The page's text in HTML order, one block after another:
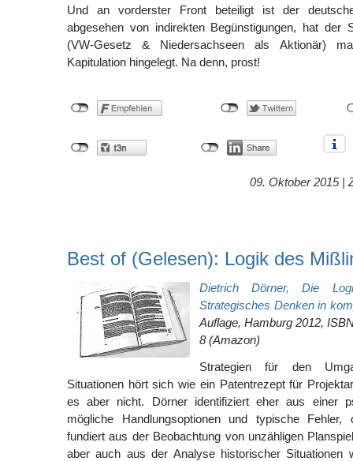
Und an vorderster Front beteiligt ist der
abgesehen von indirekten Begünstigungen, hat der
(VW-Gesetz & Niedersachseen als Aktionär)
Kapitulation hingelegt. Na denn, prost!
09. Oktober 2015 |
Best of (Gelesen): Logik des
Dietrich Dörner, Die
Strategisches Denken in
Auflage, Hamburg 2012,
8 (Amazon)
Strategien für den
Situationen hört sich wie ein Patentrezept für
es aber nicht. Dörner identifiziert eher aus einer
mögliche Handlungsoptionen und typische
fundiert aus der Beobachtung von unzähligen
aber auch aus der Analyse historischer Situationen